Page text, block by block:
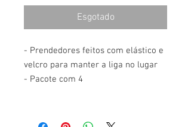
Esgotado
- Prendedores feitos com elástico e
velcro para manter a liga no lugar
- Pacote com 4